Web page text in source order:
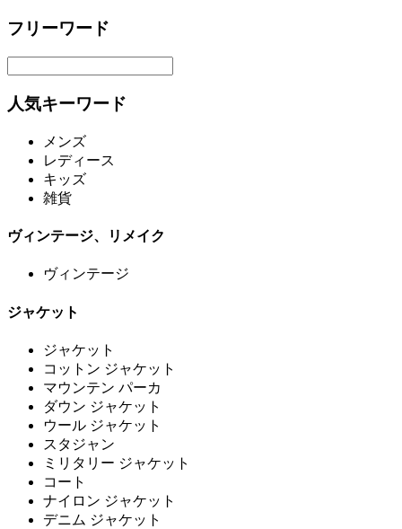
フリーワード
人気キーワード
メンズ
レディース
キッズ
雑貨
ヴィンテージ、リメイク
ヴィンテージ
ジャケット
ジャケット
コットン ジャケット
マウンテン パーカ
ダウン ジャケット
ウール ジャケット
スタジャン
ミリタリー ジャケット
コート
ナイロン ジャケット
デニム ジャケット